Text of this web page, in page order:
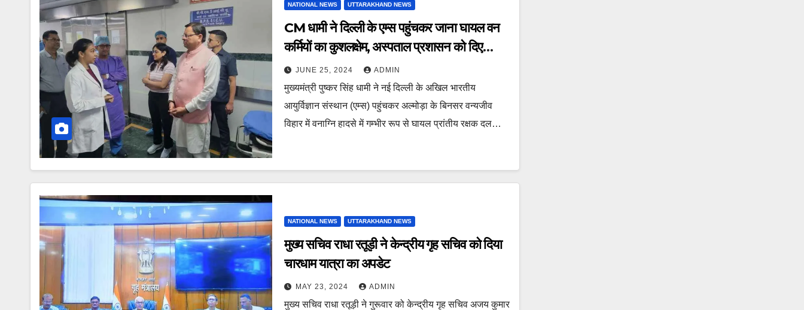
NATIONAL NEWS UTTARAKHAND NEWS
CM धामी ने दिल्ली के एम्स पहुंचकर जाना घायल वन
कर्मियों का कुशलक्षेम, अस्पताल प्रशासन को दिए
उच्चस्तरीय उपचार के निर्देश
JUNE 25, 2024 ADMIN
मुख्यमंत्री पुष्कर सिंह धामी ने नई दिल्ली के अखिल भारतीय
आयुर्विज्ञान संस्थान (एम्स) पहुंचकर अल्मोड़ा के बिनसर वन्यजीव
विहार में वनाग्नि हादसे में गम्भीर रूप से घायल प्रांतीय रक्षक दल…
NATIONAL NEWS UTTARAKHAND NEWS
मुख्य सचिव राधा रतूड़ी ने केन्द्रीय गृह सचिव को दिया
चारधाम यात्रा का अपडेट
MAY 23, 2024 ADMIN
मुख्य सचिव राधा रतूड़ी ने गुरूवार को केन्द्रीय गृह सचिव अजय कुमार